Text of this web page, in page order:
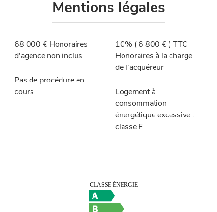
Mentions légales
68 000 € Honoraires
d'agence non inclus
10% ( 6 800 € ) TTC
Honoraires à la charge
de l'acquéreur
Pas de procédure en
cours
Logement à
consommation
énergétique excessive :
classe F